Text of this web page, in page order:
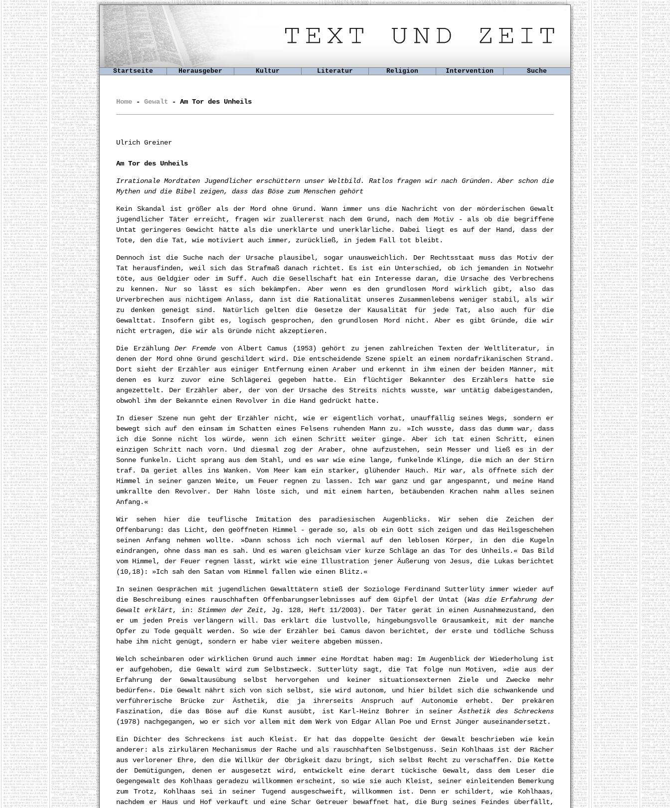
Startseite Herausgeber Kultur Literatur Religion Intervention Suche
Home - Gewalt - Am Tor des Unheils
Ulrich Greiner
Am Tor des Unheils
Irrationale Mordtaten Jugendlicher erschüttern unser Weltbild. Ratlos fragen wir nach Gründen. Aber schon die
Mythen und die Bibel zeigen, dass das Böse zum Menschen gehört
Kein Skandal ist größer als der Mord ohne Grund. Wann immer uns die Nachricht von der mörderischen Gewalt
jugendlicher Täter erreicht, fragen wir zuallererst nach dem Grund, nach dem Motiv - als ob die begriffene
Untat geringeres Gewicht hätte als die unerklärte und unerklärliche. Dabei liegt es auf der Hand, dass der
Tote, den die Tat, wie motiviert auch immer, zurückließ, in jedem Fall tot bleibt.
Dennoch ist die Suche nach der Ursache plausibel, sogar unausweichlich. Der Rechtsstaat muss das Motiv der
Tat herausfinden, weil sich das Strafmaß danach richtet. Es ist ein Unterschied, ob ich jemanden in Notwehr
töte, aus Geldgier oder im Suff. Auch die Gesellschaft hat ein Interesse daran, die Ursache des Verbrechens
zu kennen. Nur so lässt es sich bekämpfen. Aber wenn es den grundlosen Mord wirklich gibt, also das
Urverbrechen aus nichtigem Anlass, dann ist die Rationalität unseres Zusammenlebens weniger stabil, als wir
zu denken geneigt sind. Natürlich gelten die Gesetze der Kausalität für jede Tat, also auch für die
Gewalttat. Insofern gibt es, logisch gesprochen, den grundlosen Mord nicht. Aber es gibt Gründe, die wir
nicht ertragen, die wir als Gründe nicht akzeptieren.
Die ErzählungDer Fremdevon Albert Camus (1953) gehört zu jenen zahlreichen Texten der Weltliteratur, in
denen der Mord ohne Grund geschildert wird. Die entscheidende Szene spielt an einem nordafrikanischen Strand.
Dort sieht der Erzähler aus einiger Entfernung einen Araber und erkennt in ihm einen der beiden Männer, mit
denen es kurz zuvor eine Schlägerei gegeben hatte. Ein flüchtiger Bekannter des Erzählers hatte sie
angezettelt. Der Erzähler aber, der von der Ursache des Streits nichts wusste, war untätig dabeigestanden,
obwohl ihm der Bekannte einen Revolver in die Hand gedrückt hatte.
In dieser Szene nun geht der Erzähler nicht, wie er eigentlich vorhat, unauffällig seines Wegs, sondern er
bewegt sich auf den einsam im Schatten eines Felsens ruhenden Mann zu. »Ich wusste, dass das dumm war, dass
ich die Sonne nicht los würde, wenn ich einen Schritt weiter ginge. Aber ich tat einen Schritt, einen
einzigen Schritt nach vorn. Und diesmal zog der Araber, ohne aufzustehen, sein Messer und ließ es in der
Sonne funkeln. Licht sprang aus dem Stahl, und es war wie eine lange, funkelnde Klinge, die mich an der Stirn
traf. Da geriet alles ins Wanken. Vom Meer kam ein starker, glühender Hauch. Mir war, als öffnete sich der
Himmel in seiner ganzen Weite, um Feuer regnen zu lassen. Ich war ganz und gar angespannt, und meine Hand
umkrallte den Revolver. Der Hahn löste sich, und mit einem harten, betäubenden Krachen nahm alles seinen
Anfang.«
Wir sehen hier die teuflische Imitation des paradiesischen Augenblicks. Wir sehen die Zeichen der
Offenbarung: das Licht, den geöffneten Himmel - gerade so, als ob ein Gott sich zeigen und das Heilsgeschehen
seinen Anfang nehmen wollte. »Dann schoss ich noch viermal auf den leblosen Körper, in den die Kugeln
eindrangen, ohne dass man es sah. Und es waren gleichsam vier kurze Schläge an das Tor des Unheils.« Das Bild
vom Himmel, der Feuer regnen lässt, wirkt wie eine Illustration jener Äußerung von Jesus, die Lukas berichtet
(10,18): »Ich sah den Satan vom Himmel fallen wie einen Blitz.«
In seinen Gesprächen mit jugendlichen Gewalttätern stieß der Soziologe Ferdinand Sutterlüty immer wieder auf
die Beschreibung eines rauschhaften Offenbarungserlebnisses auf dem Gipfel der Untat (Was die Erfahrung der
Gewalt erklärt, in:Stimmen der Zeit, Jg. 128, Heft 11/2003). Der Täter gerät in einen Ausnahmezustand, den
er um jeden Preis verlängern will. Das erklärt die lustvolle, hingebungsvolle Grausamkeit, mit der manche
Opfer zu Tode gequält werden. So wie der Erzähler bei Camus davon berichtet, der erste und tödliche Schuss
habe ihm nicht genügt, sondern er habe vier weitere abgeben müssen.
Welch scheinbaren oder wirklichen Grund auch immer eine Mordtat haben mag: Im Augenblick der Wiederholung ist
er aufgehoben, die Gewalt wird zum Selbstzweck. Sutterlüty sagt, die Tat folge nun Motiven, »die aus der
Erfahrung der Gewaltausübung selbst hervorgehen und keiner situationsexternen Ziele und Zwecke mehr
bedürfen«. Die Gewalt nährt sich von sich selbst, sie wird autonom, und hier bildet sich die schwankende und
verführerische Brücke zur Ästhetik, die ja ihrerseits Anspruch auf Autonomie erhebt. Der prekären
Faszination, die das Böse auf die Kunst ausübt, ist Karl-Heinz Bohrer in seinerÄsthetik des Schreckens
(1978) nachgegangen, wo er sich vor allem mit dem Werk von Edgar Allan Poe und Ernst Jünger auseinandersetzt.
Ein Dichter des Schreckens ist auch Kleist. Er hat das doppelte Gesicht der Gewalt beschrieben wie kein
anderer: als zirkulären Mechanismus der Rache und als rauschhaften Selbstgenuss. Sein Kohlhaas ist der Rächer
aus verlorener Ehre, den die Willkür der Obrigkeit dazu bringt, sich selbst Recht zu verschaffen. Die Kette
der Demütigungen, denen er ausgesetzt wird, entwickelt eine derart tückische Gewalt, dass dem Leser die
Gegengewalt des Kohlhaas geradezu willkommen erscheint, so wie sie auch Kleist, seiner einleitenden Bemerkung
zum Trotz, Kohlhaas sei in seiner Tugend ausgeschweift, willkommen ist. Denn er schildert, wie Kohlhaas,
nachdem er Haus und Hof verkauft und eine Schar Getreuer bewaffnet hat, die Burg seines Feindes überfällt,